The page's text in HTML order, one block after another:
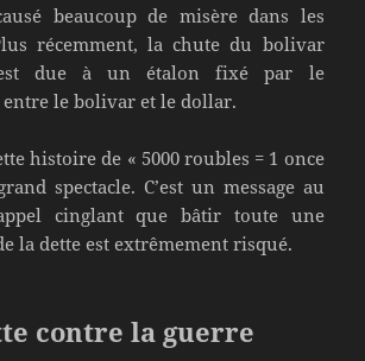
beaucoup de misère dans les
récemment, la chute du bolivar
est due à un étalon fixé par le
le bolivar et le dollar.
histoire de « 5000 roubles = 1 once
spectacle. C’est un message au
cinglant que bâtir toute une
la dette est extrêmement risqué.
contre la guerre